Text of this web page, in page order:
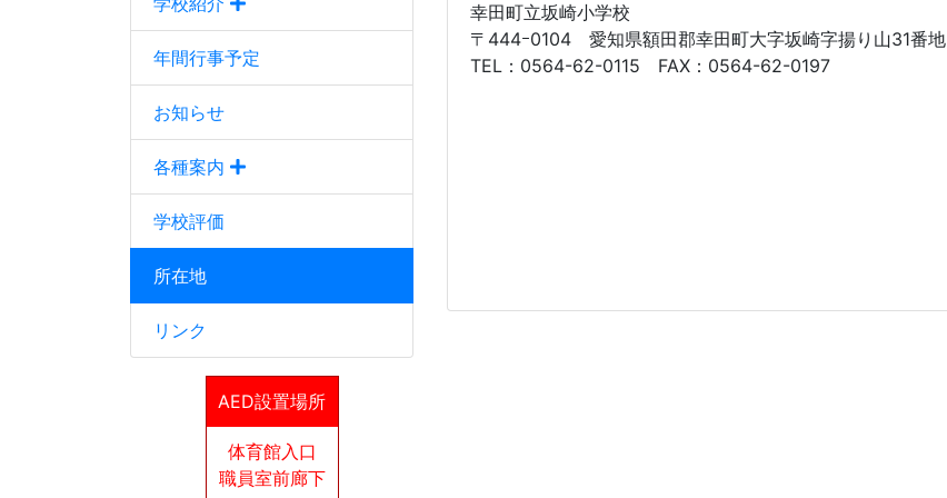
年間行事予定
お知らせ
各種案内
学校評価
所在地
リンク
AED設置場所
体育館入口
職員室前廊下
幸田町立坂崎小学校
〒444ｰ0104 愛知県額田郡幸田町大字坂崎字揚り山31番地
TEL：0564-62-0115 FAX：0564-62-0197